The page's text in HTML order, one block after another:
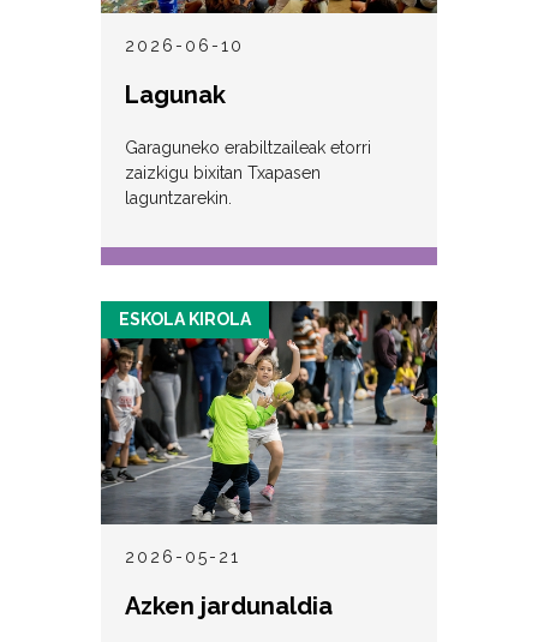
2026-06-10
Lagunak
Garaguneko erabiltzaileak etorri
zaizkigu bixitan Txapasen
laguntzarekin.
2026-05-21
ESKOLA KIROLA
Azken jardunaldia